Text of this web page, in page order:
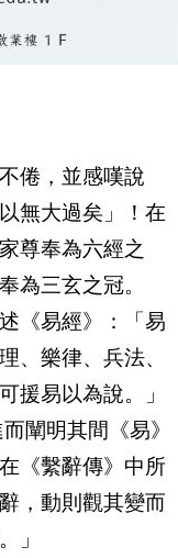
倦，並感嘆說
無大過矣」！在
尊奉為六經之
為三玄之冠。
《易經》：「易
、樂律、兵法、
援易以為說。」
闡明其間《易》
《繫辭傳》中所
，動則觀其變而
」